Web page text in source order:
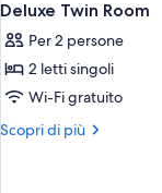
tutte
le
foto
per
Deluxe
4
Deluxe Twin Room
Per 2 persone
2 letti singoli
Wi-Fi gratuito
Scopri di più
Altri